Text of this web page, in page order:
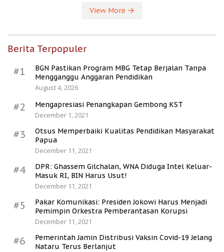
View More
Berita Terpopuler
#1
BGN Pastikan Program MBG Tetap Berjalan Tanpa
Mengganggu Anggaran Pendidikan
August 4, 2026
#2
Mengapresiasi Penangkapan Gembong KST
December 1, 2021
#3
Otsus Memperbaiki Kualitas Pendidikan Masyarakat
Papua
December 11, 2021
#4
DPR: Ghassem Gilchalan, WNA Diduga Intel Keluar-
Masuk RI, BIN Harus Usut!
December 11, 2021
#5
Pakar Komunikasi: Presiden Jokowi Harus Menjadi
Pemimpin Orkestra Pemberantasan Korupsi
December 11, 2021
#6
Pemerintah Jamin Distribusi Vaksin Covid-19 Jelang
Nataru Terus Berlanjut